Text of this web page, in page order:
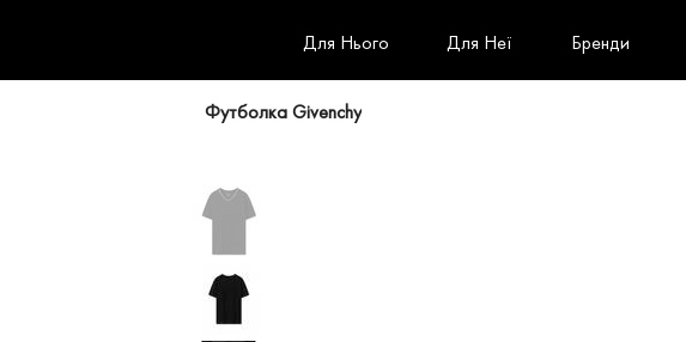
Для Нього Для Неї Бренди
Футболка Givenchy